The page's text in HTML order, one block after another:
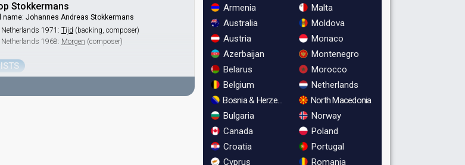
Stokkermans
name: Johannes Andreas Stokkermans
Netherlands 1971: Tijd (backing, composer)
Netherlands 1968: Morgen (composer)
Post
known as: Gerrit den Braber
Armenia
Australia
Austria
Azerbaijan
Belarus
Belgium
Bosnia & Herzegovina
Bulgaria
Canada
Croatia
Cyprus
Malta
Moldova
Monaco
Montenegro
Morocco
Netherlands
North Macedonia
Norway
Poland
Portugal
Romania